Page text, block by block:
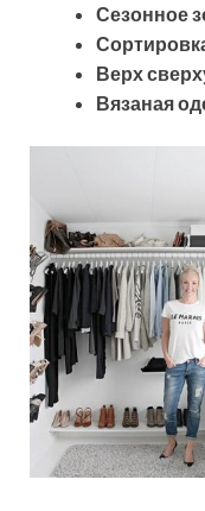
Сезонное
Верх
Вязаная